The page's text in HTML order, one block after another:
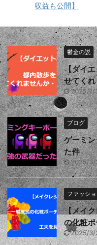
収益も公開】
鬱金の説
【ダイ
せてく
2025/7/
ブログ
ゲーミ
た件
2025/3/
ファッシ
【メイ
の化粧
2025/3/